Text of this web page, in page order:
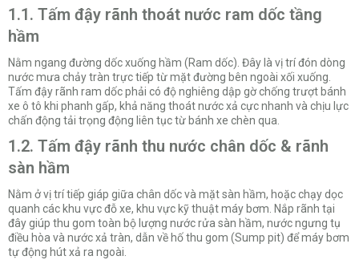
1.1. Tấm đậy rãnh thoát nước ram dốc tầng
hầm
Nằm ngang đường dốc xuống hầm (Ram dốc). Đây là vị trí đón dòng
nước mưa chảy tràn trực tiếp từ mặt đường bên ngoài xối xuống.
Tấm đậy rãnh ram dốc phải có độ nghiêng dập gờ chống trượt bánh
xe ô tô khi phanh gấp, khả năng thoát nước xả cực nhanh và chịu lực
chấn động tải trọng động liên tục từ bánh xe chèn qua.
1.2. Tấm đậy rãnh thu nước chân dốc & rãnh
sàn hầm
Nằm ở vị trí tiếp giáp giữa chân dốc và mặt sàn hầm, hoặc chạy dọc
quanh các khu vực đỗ xe, khu vực kỹ thuật máy bơm. Nắp rãnh tại
đây giúp thu gom toàn bộ lượng nước rửa sàn hầm, nước ngưng tụ
điều hòa và nước xả tràn, dẫn về hố thu gom (Sump pit) để máy bơm
tự động hút xả ra ngoài.